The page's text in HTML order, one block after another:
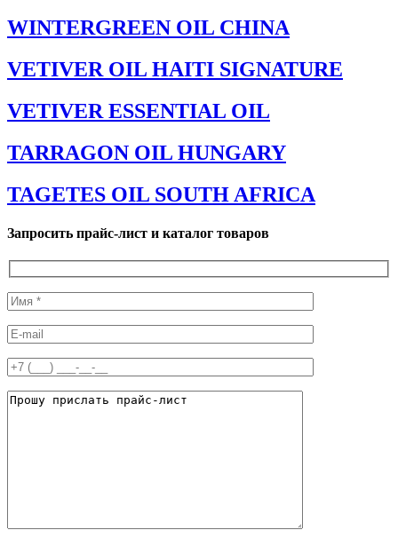
WINTERGREEN OIL CHINA
VETIVER OIL HAITI SIGNATURE
VETIVER ESSENTIAL OIL
TARRAGON OIL HUNGARY
TAGETES OIL SOUTH AFRICA
Запросить прайс-лист и каталог товаров